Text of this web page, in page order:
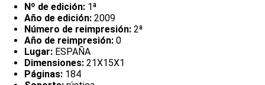
Nº de edición: 1ª
Año de edición: 2009
Número de reimpresión: 2ª
Año de reimpresión: 0
Lugar: ESPAÑA
Dimensiones: 21X15X1
Páginas: 184